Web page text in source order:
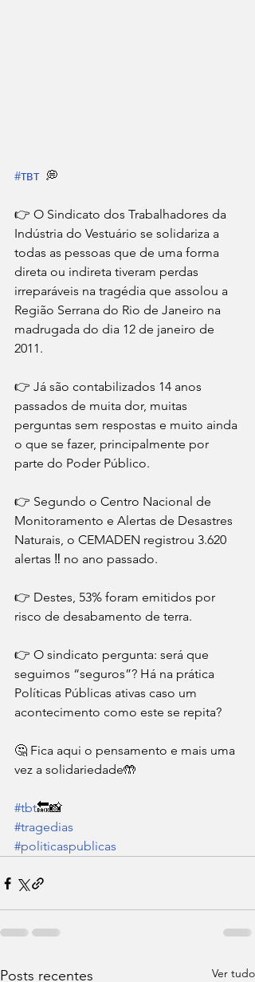
#ᴛʙᴛ
  💭
👉 O Sindicato dos Trabalhadores da
Indústria do Vestuário se solidariza a
todas as pessoas que de uma forma
direta ou indireta tiveram perdas
irreparáveis na tragédia que assolou a
Região Serrana do Rio de Janeiro na
madrugada do dia 12 de janeiro de
2011.
👉 Já são contabilizados 14 anos
passados de muita dor, muitas
perguntas sem respostas e muito ainda
o que se fazer, principalmente por
parte do Poder Público.
👉 Segundo o Centro Nacional de
Monitoramento e Alertas de Desastres
Naturais, o CEMADEN registrou 3.620
alertas ‼ no ano passado.
👉 Destes, 53% foram emitidos por
risco de desabamento de terra.
👉 O sindicato pergunta: será que
seguimos “seguros”? Há na prática
Políticas Públicas ativas caso um
acontecimento como este se repita?
🤔 Fica aqui o pensamento e mais uma
vez a solidariedade🤲
#tbt🔙📸
#tragedias
#politicaspublicas
Posts recentes Ver tudo